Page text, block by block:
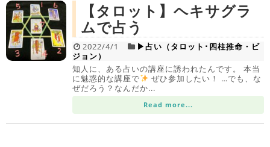
【タロット】ヘキサグラ
ムで占う
2022/4/1
▶占い（タロット･四柱推命・ビ
ジョン）
知人に、ある占いの講座に誘われたんです。 本当
に魅惑的な講座で
ぜひ参加したい！ …でも、な
ぜだろう？なんだか...
Read more...